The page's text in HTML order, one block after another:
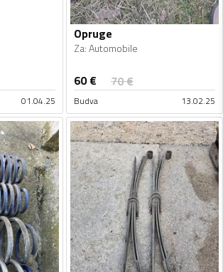
01.04.25
Opruge
Za:Automobile
60€ 70€
Budva 13.02.25